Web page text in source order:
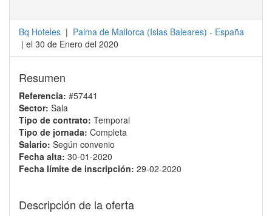
Bq Hoteles | Palma de Mallorca (Islas Baleares) - España
| el 30 de Enero del 2020
Resumen
Referencia: #57441
Sector: Sala
Tipo de contrato: Temporal
Tipo de jornada: Completa
Salario: Según convenio
Fecha alta: 30-01-2020
Fecha límite de inscripción: 29-02-2020
Descripción de la oferta